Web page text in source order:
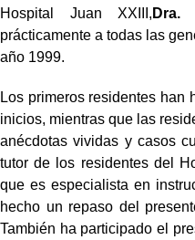
Hospital Juan XXIII, Dra.
prácticamente a todas las
año 1999.
Los primeros residentes han
inicios, mientras que las
anécdotas vividas y casos
tutor de los residentes del
que es especialista en
hecho un repaso del
También ha participado el